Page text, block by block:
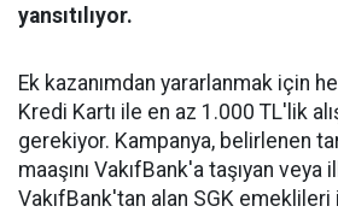
yansıtılıyor.
Ek kazanımdan yararlanmak için
Kredi Kartı ile en az 1.000 TL'lik
gerekiyor. Kampanya, belirlenen
maaşını VakıfBank'a taşıyan veya
VakıfBank'tan alan SGK